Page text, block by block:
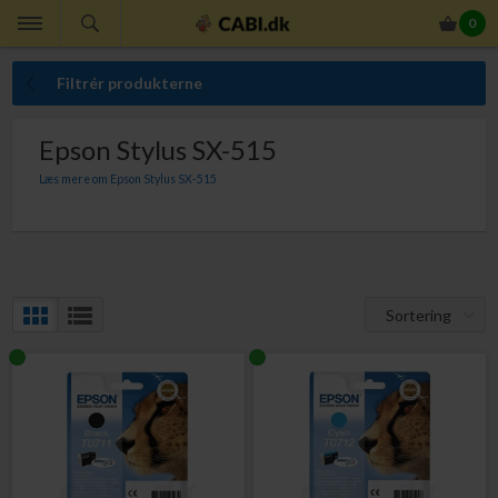
0
Filtrér produkterne
Epson Stylus SX-515
Læs mere om Epson Stylus SX-515
Sortering